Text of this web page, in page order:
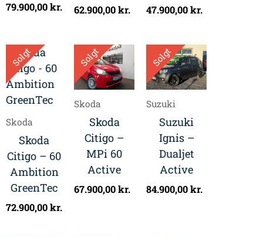
79.900,00kr. 62.900,00kr. 47.900,00kr.
Solgt
Skoda
Skoda
Citigo – 60
Ambition
GreenTec
72.900,00kr.
Solgt
Skoda
Skoda
Citigo –
MPi 60
Active
67.900,00kr.
Solgt
Suzuki
Suzuki
Ignis –
Dualjet
Active
84.900,00kr.